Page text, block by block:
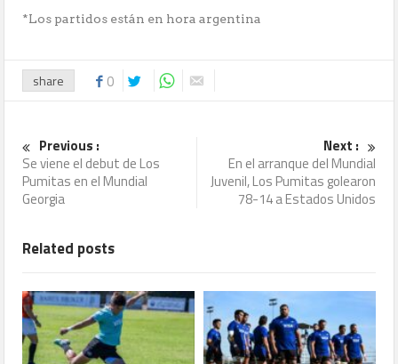
*Los partidos están en hora argentina
share 0
Previous :
Se viene el debut de Los
Pumitas en el Mundial
Georgia
Next :
En el arranque del Mundial
Juvenil, Los Pumitas golearon
78-14 a Estados Unidos
Related posts